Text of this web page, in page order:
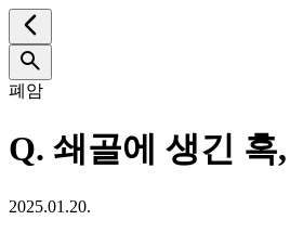
폐암
Q. 쇄골에 생긴 혹
2025.01.20.